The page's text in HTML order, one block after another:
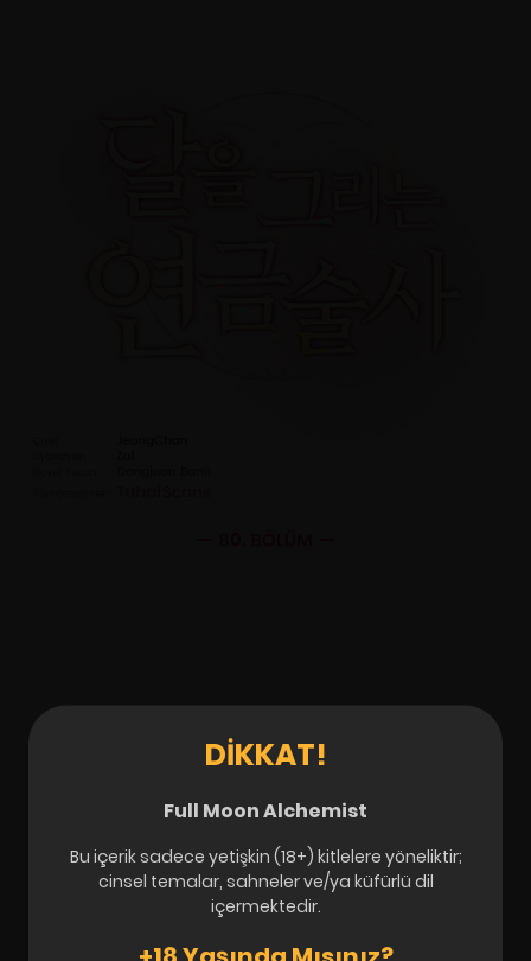
DIKKAT!
Full Moon Alchemist
Bu içerik sadece yetişkin (18+) kitlelere yöneliktir;
cinsel temalar, sahneler ve/ya küfürlü dil
içermektedir.